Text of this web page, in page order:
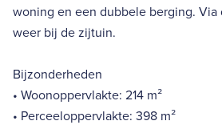
woning en een dubbele berging. Via
weer bij de zijtuin.
Bijzonderheden
• Woonoppervlakte: 214 m²
• Perceeloppervlakte: 398 m²